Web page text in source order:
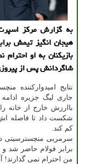
به گزارش مرکز
هیجان انگیز تیمش
بازیکنان به او
شاگردانش پس از
نتایج امیدوارکننده
جاری لیگ جزیره
شکست داد تا فاصله اش
کم کند.
سرمربی منچسترسیتی
برابر فولام حاضر شد
من احترام نمی گذارند!